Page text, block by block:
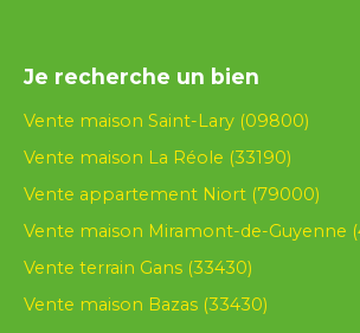
Je recherche un bien
Vente maison Saint-Lary (09800)
Vente maison La Réole (33190)
Vente appartement Niort (79000)
Vente maison Miramont-de-Guyenne
Vente terrain Gans (33430)
Vente maison Bazas (33430)